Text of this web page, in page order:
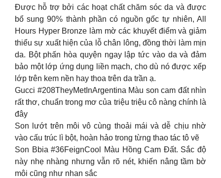
Được hỗ trợ bởi các hoạt chất chăm sóc da và được
bổ sung 90% thành phần có nguồn gốc tự nhiên, All
Hours Hyper Bronze làm mờ các khuyết điểm và giảm
thiểu sự xuất hiện của lỗ chân lông, đồng thời làm mịn
da. Bột phấn hòa quyện ngay lập tức vào da và đảm
bảo một lớp ứng dụng liền mạch, cho dù nó được xếp
lớp trên kem nền hay thoa trên da trần ạ.
Gucci #208TheyMetInArgentina Màu son cam đất nhìn
rất thơ, chuẩn trong mơ của triệu triệu cô nàng chính là
đây
Son lướt trên môi vô cùng thoải mái và dễ chịu nhờ
vào cấu trúc lì bột, hoàn hảo trong từng thao tác tô vẽ
Son Bbia #36FeignCool Màu Hồng Cam Đất. Sắc độ
này nhẹ nhàng nhưng vẫn rõ nét, khiến nâng tầm bờ
môi cũng như nhan sắc